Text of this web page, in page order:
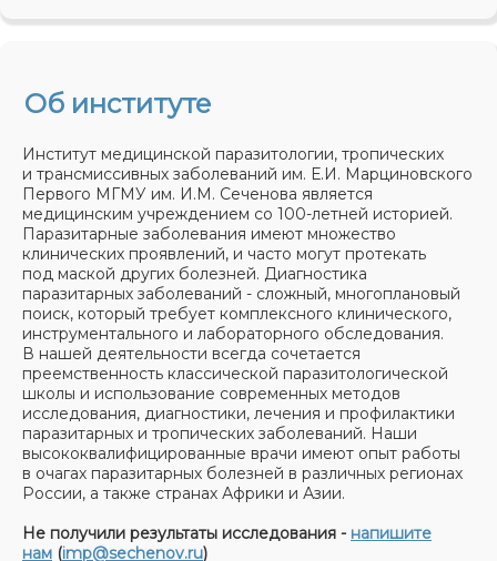
Об институте
Институт медицинской паразитологии, тропических
и трансмиссивных заболеваний им. Е.И. Марциновского
Первого МГМУ им. И.М. Сеченова является
медицинским учреждением со 100-летней историей.
Паразитарные заболевания имеют множество
клинических проявлений, и часто могут протекать
под маской других болезней. Диагностика
паразитарных заболеваний - сложный, многоплановый
поиск, который требует комплексного клинического,
инструментального и лабораторного обследования.
В нашей деятельности всегда сочетается
преемственность классической паразитологической
школы и использование современных методов
исследования, диагностики, лечения и профилактики
паразитарных и тропических заболеваний. Наши
высококвалифицированные врачи имеют опыт работы
в очагах паразитарных болезней в различных регионах
России, а также странах Африки и Азии.
Не получили результаты исследования - напишите
нам (imp@sechenov.ru)